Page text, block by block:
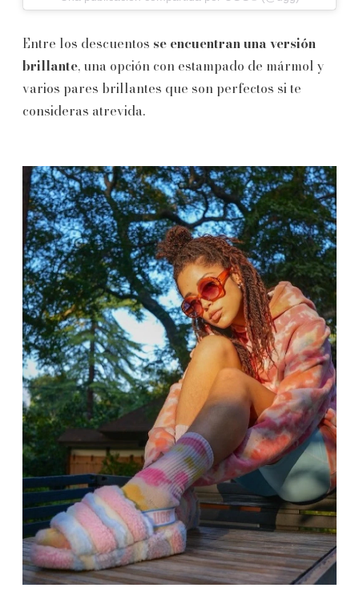
Entre los descuentos se encuentran una versión
brillante, una opción con estampado de mármol y
varios pares brillantes que son perfectos si te
consideras atrevida.